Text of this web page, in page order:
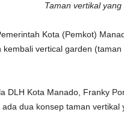
Taman vertikal
Kota (Pemkot)
vertical garden
DLH Kota Manado, Franky
dua konsep taman vertikal